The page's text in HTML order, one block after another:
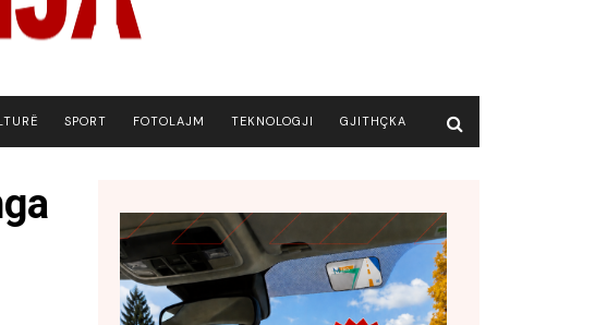
SPORT FOTOLAJM TEKNOLOGJI GJITHÇKA